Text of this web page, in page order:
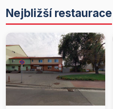
Nejbližší restaurace